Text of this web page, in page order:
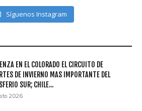
Síguenos Instagram
EN EL COLORADO EL CIRCUITO DE
DE INVIERNO MAS IMPORTANTE DEL
SUR; CHILE...
2026